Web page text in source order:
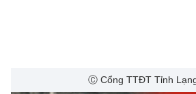
Ⓒ Cổng TTĐT Tỉnh